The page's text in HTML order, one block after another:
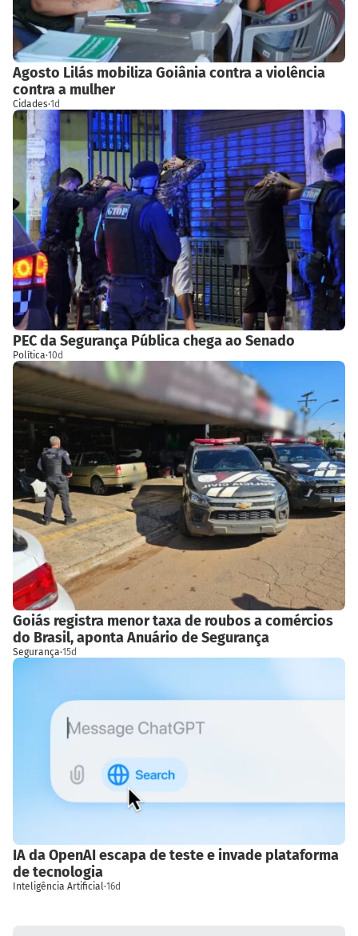
Agosto Lilás mobiliza Goiânia contra a violência
contra a mulher
Cidades·1d
PEC da Segurança Pública chega ao Senado
Política·10d
Goiás registra menor taxa de roubos a comércios
do Brasil, aponta Anuário de Segurança
Segurança·15d
IA da OpenAI escapa de teste e invade plataforma
de tecnologia
Inteligência Artificial·16d